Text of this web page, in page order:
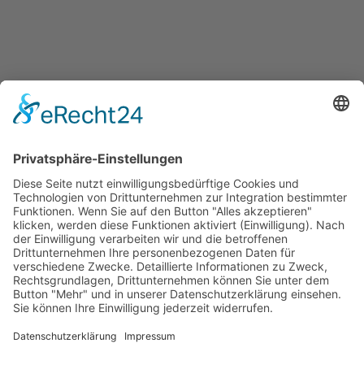
Bewerten Sie uns auf Google!
Golf-Club An der Pinnau e.V.